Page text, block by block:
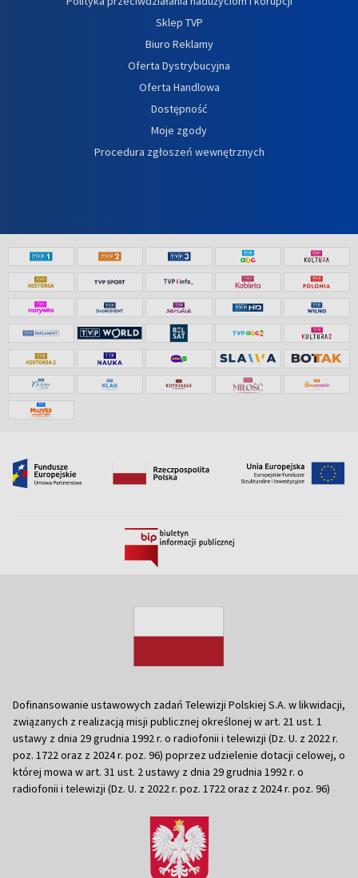
Sklep TVP
Biuro Reklamy
Oferta Dystrybucyjna
Oferta Handlowa
Dostępność
Moje zgody
Procedura zgłoszeń wewnętrznych
Dofinansowanie ustawowych zadań Telewizji Polskiej S.A. w likwidacji,
związanych z realizacją misji publicznej określonej w art. 21 ust. 1
ustawy z dnia 29 grudnia 1992 r. o radiofonii i telewizji (Dz. U. z 2022 r.
poz. 1722 oraz z 2024 r. poz. 96) poprzez udzielenie dotacji celowej, o
której mowa w art. 31 ust. 2 ustawy z dnia 29 grudnia 1992 r. o
radiofonii i telewizji (Dz. U. z 2022 r. poz. 1722 oraz z 2024 r. poz. 96)